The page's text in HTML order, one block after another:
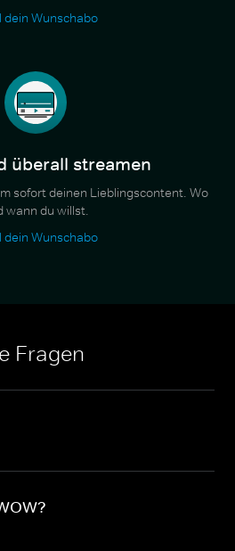
dein Wunschabo
überall streamen
sofort deinen Lieblingscontent. Wo
wann du willst.
dein Wunschabo
Fragen